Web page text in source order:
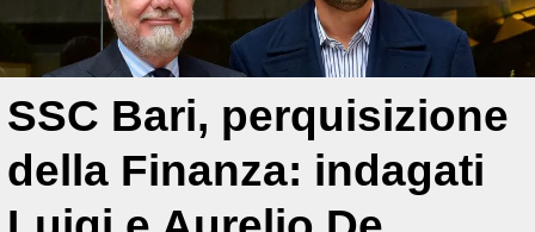
SSC Bari, perquisizione
della Finanza: indagati